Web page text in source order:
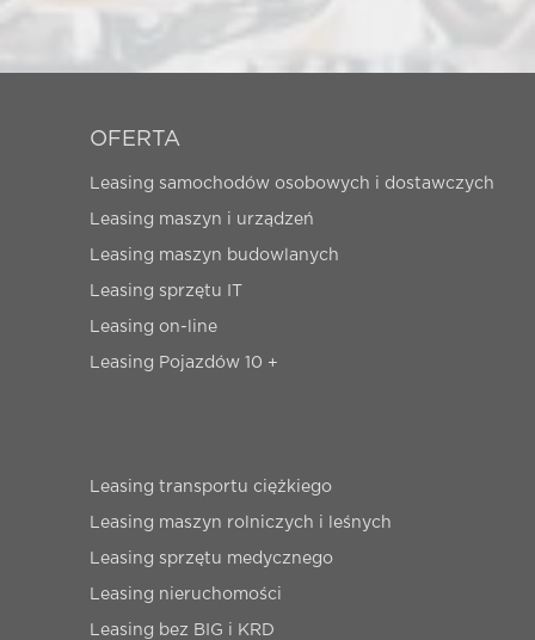
OFERTA
Leasing samochodów osobowych i dostawczych
Leasing maszyn i urządzeń
Leasing maszyn budowlanych
Leasing sprzętu IT
Leasing on-line
Leasing Pojazdów 10 +
Leasing transportu ciężkiego
Leasing maszyn rolniczych i leśnych
Leasing sprzętu medycznego
Leasing nieruchomości
Leasing bez BIG i KRD